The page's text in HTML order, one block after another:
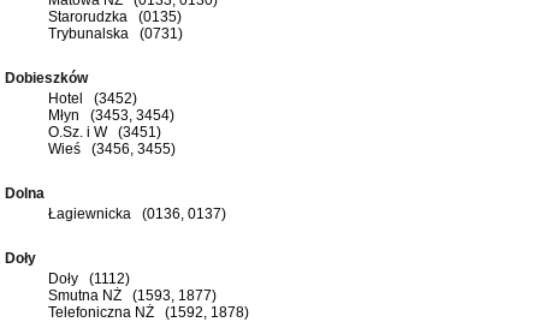
Starorudzka (0135)
Trybunalska (0731)
Dobieszków
Hotel (3452)
Młyn (3453, 3454)
O.Sz. i W (3451)
Wieś (3456, 3455)
Dolna
Łagiewnicka (0136, 0137)
Doły
Doły (1112)
Smutna NŻ (1593, 1877)
Telefoniczna NŻ (1592, 1878)